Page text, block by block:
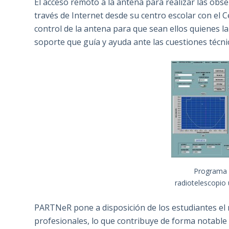
El acceso remoto a la antena para realizar las
través de Internet desde su centro escolar con el
control de la antena para que sean ellos quienes
soporte que guía y ayuda ante las cuestiones
radiotelescopio
PARTNeR pone a disposición de los estudiantes
profesionales, lo que contribuye de forma